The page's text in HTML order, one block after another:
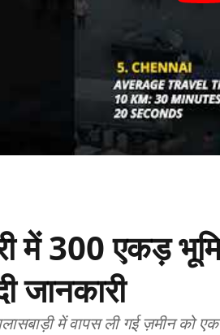
में 300 एकड़ भूमि
जानकारी
में वापस ली गई ज़मीन को